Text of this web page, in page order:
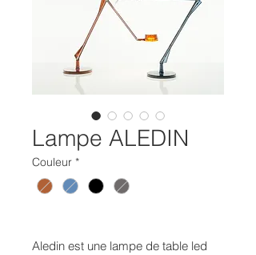
Lampe ALEDIN
Couleur *
Aledin est une lampe de table led